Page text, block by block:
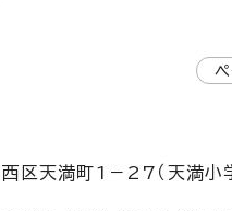
区天満町1－27（天満小